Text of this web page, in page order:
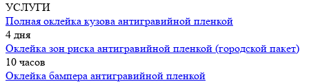
УСЛУГИ
Полная оклейка кузова антигравийной пленкой
4 дня
Оклейка зон риска антигравийной пленкой (городской пакет)
10 часов
Оклейка бампера антигравийной пленкой